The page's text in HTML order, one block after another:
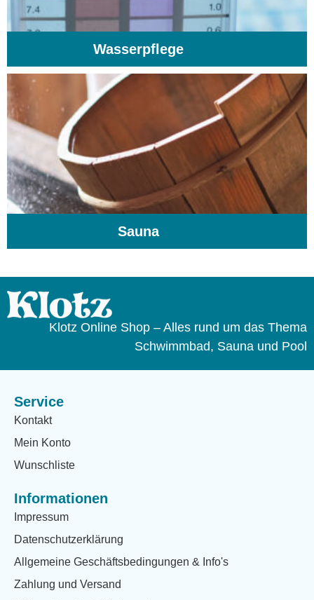
Wasserpflege
Sauna
Klotz Online Shop – Alles rund um das Thema
Schwimmbad, Sauna und Pool
Service
Kontakt
Mein Konto
Wunschliste
Informationen
Impressum
Datenschutzerklärung
Allgemeine Geschäftsbedingungen & Info's
Zahlung und Versand